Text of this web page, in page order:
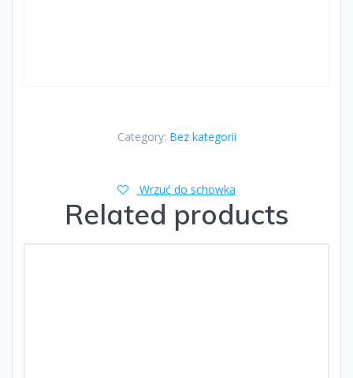
Category: Bez kategorii
Wrzuć do schowka
Related products